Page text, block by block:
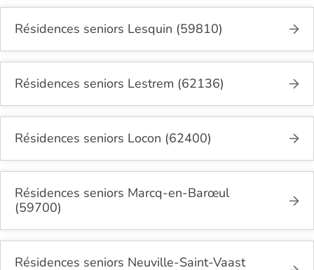
Résidences seniors Lesquin (59810)
Résidences seniors Lestrem (62136)
Résidences seniors Locon (62400)
Résidences seniors Marcq-en-Barœul
(59700)
Résidences seniors Neuville-Saint-Vaast